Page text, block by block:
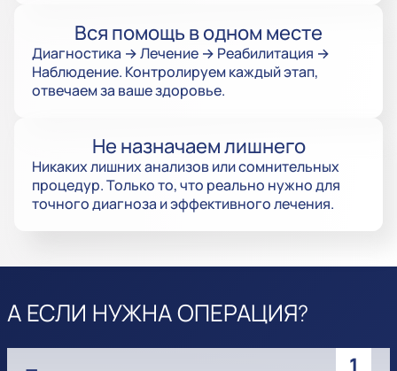
Вся помощь в одном месте
Диагностика → Лечение → Реабилитация →
Наблюдение. Контролируем каждый этап,
отвечаем за ваше здоровье.
Не назначаем лишнего
Никаких лишних анализов или сомнительных
процедур. Только то, что реально нужно для
точного диагноза и эффективного лечения.
А ЕСЛИ НУЖНА ОПЕРАЦИЯ?